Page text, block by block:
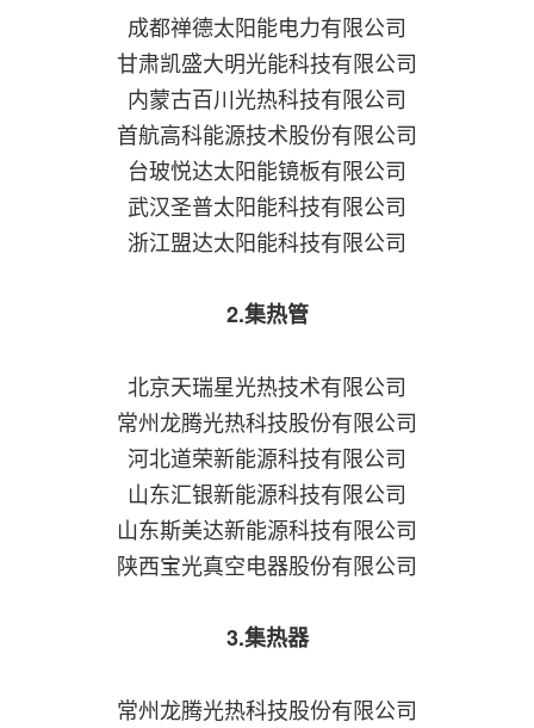
成都禅德太阳能电力有限公司
甘肃凯盛大明光能科技有限公司
内蒙古百川光热科技有限公司
首航高科能源技术股份有限公司
台玻悦达太阳能镜板有限公司
武汉圣普太阳能科技有限公司
浙江盟达太阳能科技有限公司
2.集热管
北京天瑞星光热技术有限公司
常州龙腾光热科技股份有限公司
河北道荣新能源科技有限公司
山东汇银新能源科技有限公司
山东斯美达新能源科技有限公司
陕西宝光真空电器股份有限公司
3.集热器
常州龙腾光热科技股份有限公司